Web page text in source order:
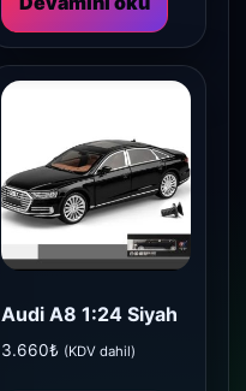
Audi A8 1:24 Siyah
3.660₺ (KDV dahil)